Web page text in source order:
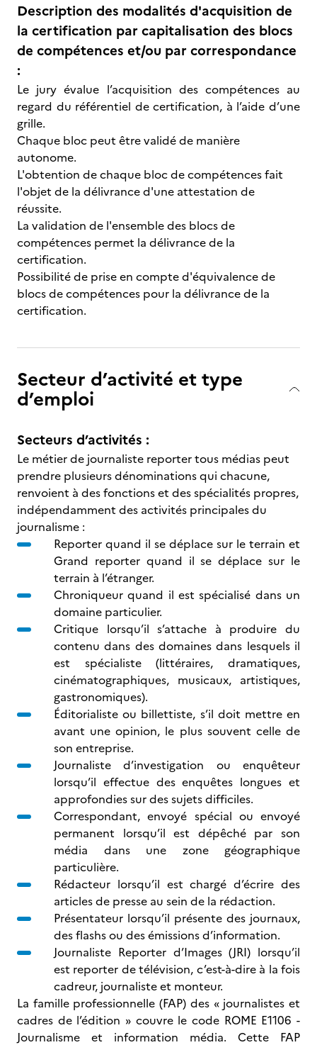
Description des modalités d'acquisition de
la certification par capitalisation des blocs
de compétences et/ou par correspondance
:
Le jury évalue l’acquisition des compétences au
regard du référentiel de certification, à l’aide d’une
grille.
Chaque bloc peut être validé de manière
autonome.
L'obtention de chaque bloc de compétences fait
l'objet de la délivrance d'une attestation de
réussite.
La validation de l'ensemble des blocs de
compétences permet la délivrance de la
certification.
Possibilité de prise en compte d'équivalence de
blocs de compétences pour la délivrance de la
certification.
Secteur d’activité et type
d’emploi
Secteurs d’activités :
Le métier de journaliste reporter tous médias peut
prendre plusieurs dénominations qui chacune,
renvoient à des fonctions et des spécialités propres,
indépendamment des activités principales du
journalisme :
Reporter quand il se déplace sur le terrain et
Grand reporter quand il se déplace sur le
terrain à l’étranger.
Chroniqueur quand il est spécialisé dans un
domaine particulier.
Critique lorsqu’il s’attache à produire du
contenu dans des domaines dans lesquels il
est spécialiste (littéraires, dramatiques,
cinématographiques, musicaux, artistiques,
gastronomiques).
Éditorialiste ou billettiste, s’il doit mettre en
avant une opinion, le plus souvent celle de
son entreprise.
Journaliste d’investigation ou enquêteur
lorsqu’il effectue des enquêtes longues et
approfondies sur des sujets difficiles.
Correspondant, envoyé spécial ou envoyé
permanent lorsqu’il est dépêché par son
média dans une zone géographique
particulière.
Rédacteur lorsqu’il est chargé d’écrire des
articles de presse au sein de la rédaction.
Présentateur lorsqu’il présente des journaux,
des flashs ou des émissions d’information.
Journaliste Reporter d’Images (JRI) lorsqu’il
est reporter de télévision, c’est-à-dire à la fois
cadreur, journaliste et monteur.
La famille professionnelle (FAP) des « journalistes et
cadres de l’édition » couvre le code ROME E1106 -
Journalisme et information média. Cette FAP